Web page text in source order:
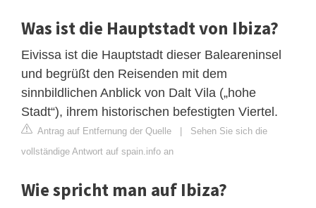
Was ist die Hauptstadt von Ibiza?
Eivissa ist die Hauptstadt dieser Baleareninsel
und begrüßt den Reisenden mit dem
sinnbildlichen Anblick von Dalt Vila („hohe
Stadt“), ihrem historischen befestigten Viertel.
Antrag auf Entfernung der Quelle | Sehen Sie sich die
vollständige Antwort auf spain.info an
Wie spricht man auf Ibiza?